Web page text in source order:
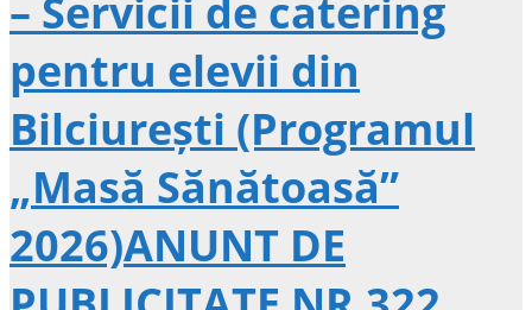
– Servicii de catering
pentru elevii din
Bilciurești (Programul
„Masă Sănătoasă”
2026)ANUNT DE